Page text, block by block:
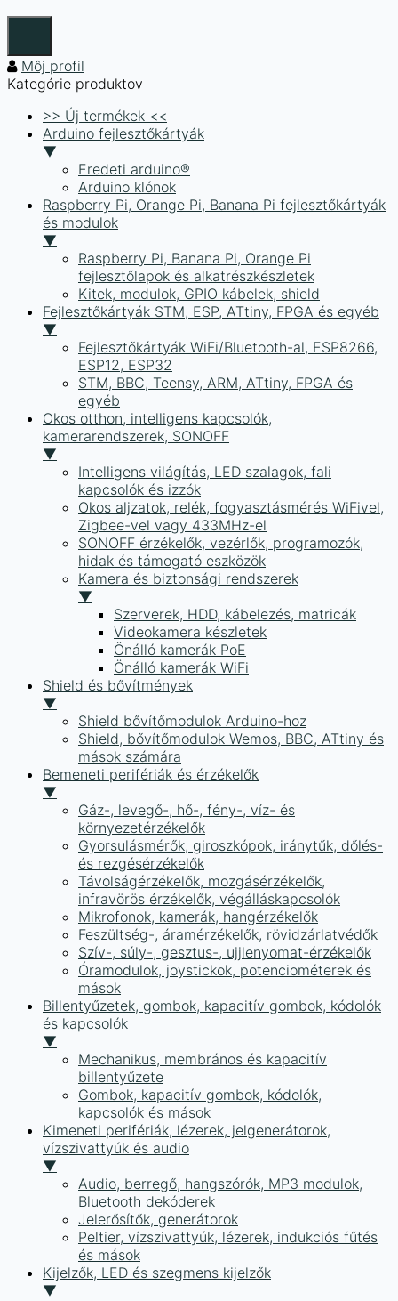
Môj profil
Kategórie produktov
>> Új termékek <<
Arduino fejlesztőkártyák
▼
Eredeti arduino®
Arduino klónok
Raspberry Pi, Orange Pi, Banana Pi fejlesztőkártyák
és modulok
▼
Raspberry Pi, Banana Pi, Orange Pi
fejlesztőlapok és alkatrészkészletek
Kitek, modulok, GPIO kábelek, shield
Fejlesztőkártyák STM, ESP, ATtiny, FPGA és egyéb
▼
Fejlesztőkártyák WiFi/Bluetooth-al, ESP8266,
ESP12, ESP32
STM, BBC, Teensy, ARM, ATtiny, FPGA és
egyéb
Okos otthon, intelligens kapcsolók,
kamerarendszerek, SONOFF
▼
Intelligens világítás, LED szalagok, fali
kapcsolók és izzók
Okos aljzatok, relék, fogyasztásmérés WiFivel,
Zigbee-vel vagy 433MHz-el
SONOFF érzékelők, vezérlők, programozók,
hidak és támogató eszközök
Kamera és biztonsági rendszerek
▼
Szerverek, HDD, kábelezés, matricák
Videokamera készletek
Önálló kamerák PoE
Önálló kamerák WiFi
Shield és bővítmények
▼
Shield bővítőmodulok Arduino-hoz
Shield, bővítőmodulok Wemos, BBC, ATtiny és
mások számára
Bemeneti perifériák és érzékelők
▼
Gáz-, levegő-, hő-, fény-, víz- és
környezetérzékelők
Gyorsulásmérők, giroszkópok, iránytűk, dőlés-
és rezgésérzékelők
Távolságérzékelők, mozgásérzékelők,
infravörös érzékelők, végálláskapcsolók
Mikrofonok, kamerák, hangérzékelők
Feszültség-, áramérzékelők, rövidzárlatvédők
Szív-, súly-, gesztus-, ujjlenyomat-érzékelők
Óramodulok, joystickok, potenciométerek és
mások
Billentyűzetek, gombok, kapacitív gombok, kódolók
és kapcsolók
▼
Mechanikus, membrános és kapacitív
billentyűzete
Gombok, kapacitív gombok, kódolók,
kapcsolók és mások
Kimeneti perifériák, lézerek, jelgenerátorok,
vízszivattyúk és audio
▼
Audio, berregő, hangszórók, MP3 modulok,
Bluetooth dekóderek
Jelerősítők, generátorok
Peltier, vízszivattyúk, lézerek, indukciós fűtés
és mások
Kijelzők, LED és szegmens kijelzők
▼